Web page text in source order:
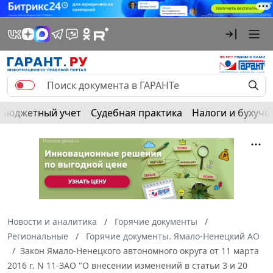
Бюджетный учет Судебная практика Налоги и
Новости и аналитика
Горячие документы
Региональные
Горячие документы. Ямало-Ненецкий АО
Закон Ямало-Ненецкого автономного округа от 11 марта
2016 г. N 11-ЗАО "О внесении изменений в статьи 3 и 20